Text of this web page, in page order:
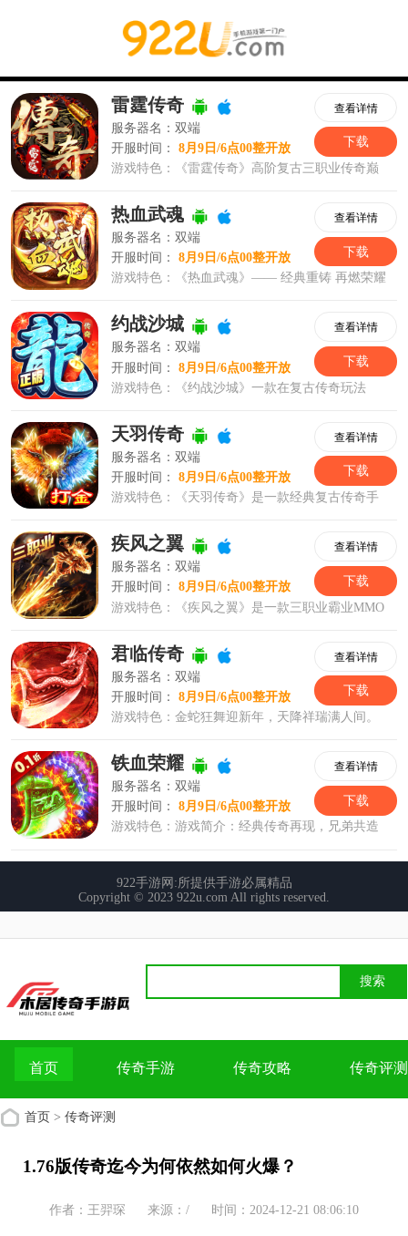
首页 传奇手游 传奇攻略 传奇评测
首页 > 传奇评测
1.76版传奇迄今为何依然如何火爆？
作者：王羿琛 来源：/ 时间：2024-12-21 08:06:10